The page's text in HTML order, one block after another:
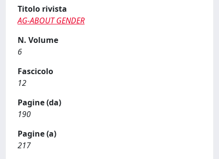
Titolo rivista
AG-ABOUT GENDER
N. Volume
6
Fascicolo
12
Pagine (da)
190
Pagine (a)
217